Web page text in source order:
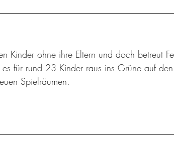
Kinder ohne ihre Eltern und doch betreut
für rund 23 Kinder raus ins Grüne auf
Spielräumen.